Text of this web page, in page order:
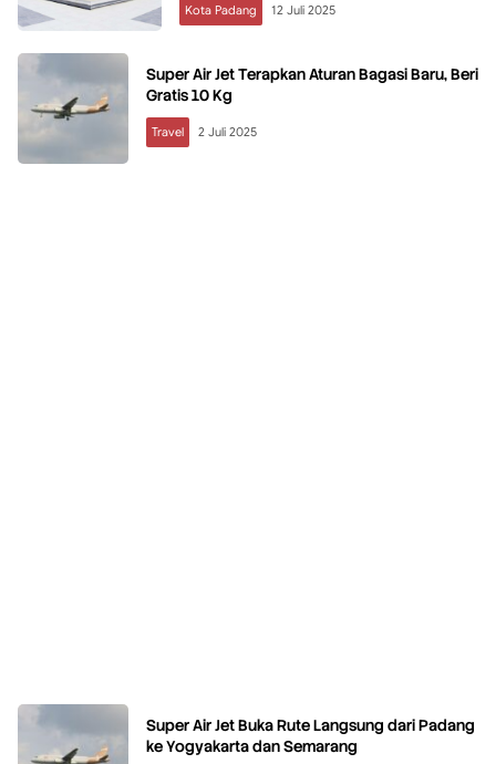
Kota Padang 12 Juli 2025
Super Air Jet Terapkan Aturan Bagasi Baru, Beri
Gratis 10 Kg
Travel 2 Juli 2025
Super Air Jet Buka Rute Langsung dari Padang
ke Yogyakarta dan Semarang